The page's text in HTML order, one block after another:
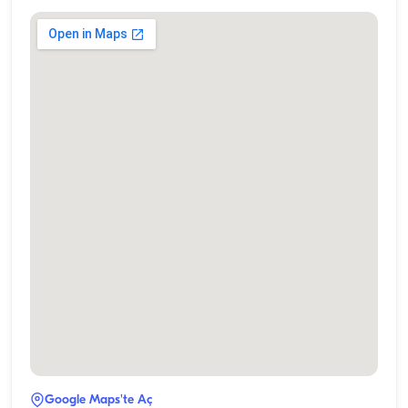
Google Maps'te Aç